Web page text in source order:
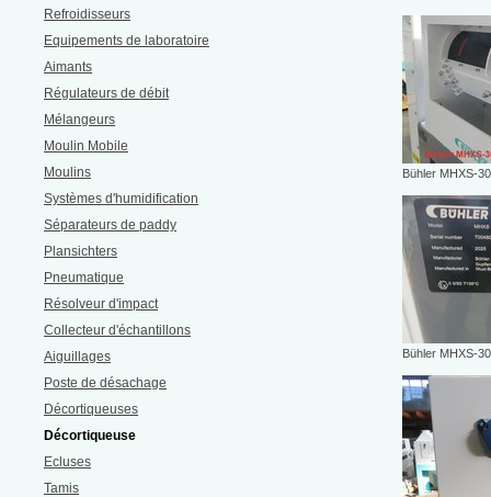
Refroidisseurs
Equipements de laboratoire
Aimants
Régulateurs de débit
Mélangeurs
Moulin Mobile
Moulins
Systèmes d'humidification
Séparateurs de paddy
Plansichters
Pneumatique
Résolveur d'impact
Collecteur d'échantillons
Aiguillages
Poste de désachage
Décortiqueuses
Décortiqueuse
Ecluses
Tamis
Bühler MHXS-
Bühler MHXS-